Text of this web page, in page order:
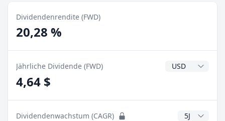
Dividendenrendite (FWD)
20,28 %
Jährliche Dividende (FWD)
4,64 $
Dividendenwachstum (CAGR) CAGR Jahre